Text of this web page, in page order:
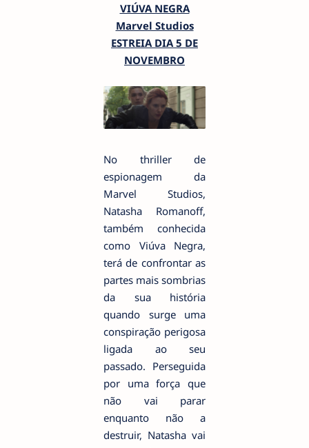
VIÚVA NEGRA
Marvel Studios
ESTREIA DIA 5 DE
NOVEMBRO
No thriller de
espionagem da
Marvel Studios,
Natasha Romanoff,
também conhecida
como Viúva Negra,
terá de confrontar as
partes mais sombrias
da sua história
quando surge uma
conspiração perigosa
ligada ao seu
passado. Perseguida
por uma força que
não vai parar
enquanto não a
destruir, Natasha vai